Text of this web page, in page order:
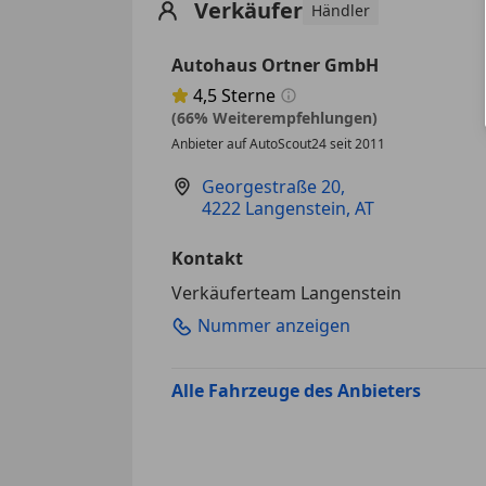
Verkäufer Händler
Autohaus Ortner GmbH
Sternebewertung 4.5 von 5
4,5Sterne
(66% Weiterempfehlungen)
Anbieter auf AutoScout24 seit 2011
Georgestraße 20,
4222 Langenstein, AT
Kontakt
Verkäuferteam Langenstein
Nummer anzeigen
Alle Fahrzeuge des Anbieters